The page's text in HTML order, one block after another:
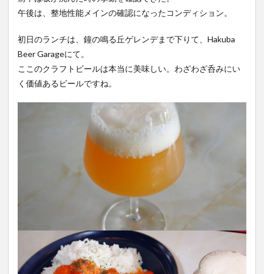
午後は、整地性能メインの確認になったコンディション。
初日のランチは、鐘の鳴る丘ゲレンデまで下りて、Hakuba
Beer Garageにて。
ここのクラフトビールは本当に美味しい。わざわざ呑みにい
く価値あるビールですね。